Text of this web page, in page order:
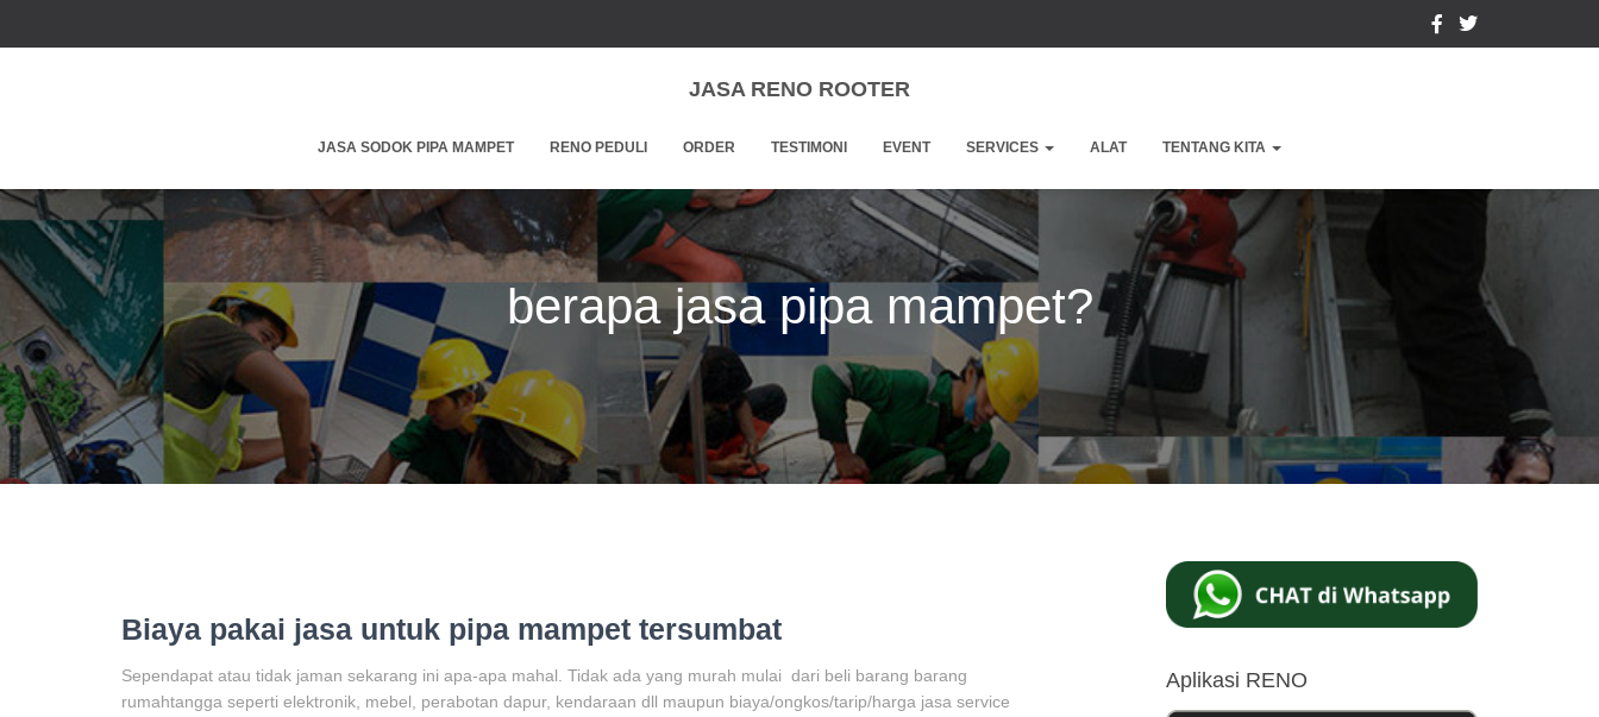
JASA RENO ROOTER
JASA SODOK PIPA MAMPET RENO PEDULI ORDER TESTIMONI EVENT SERVICES ALAT TENTANG KITA
berapa jasa pipa mampet?
Biaya pakai jasa untuk pipa mampet tersumbat
Sependapat atau tidak jaman sekarang ini apa-apa mahal. Tidak ada yang murah mulai dari beli barang barang
rumahtangga seperti elektronik, mebel, perabotan dapur, kendaraan dll maupun biaya/ongkos/tarip/harga jasa service
Aplikasi RENO